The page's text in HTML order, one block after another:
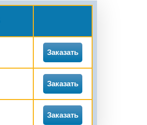
Заказать
Заказать
Заказать